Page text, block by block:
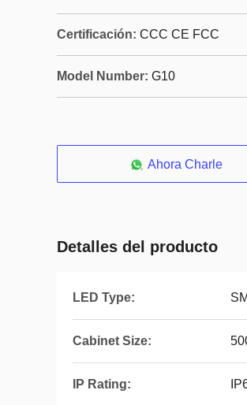
Certificación: CCC CE FCC
Model Number: G10
Ahora Charle
Detalles del producto
LED Type:
Cabinet Size:
IP Rating: